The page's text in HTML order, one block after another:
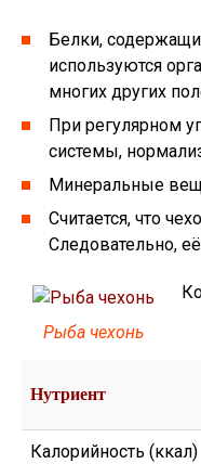
Белки,
используются
многих других
При регулярном
системы,
Минеральные
Считается, что
Следовательно,
Рыба чехонь
Нутриент
Калорийность (ккал)